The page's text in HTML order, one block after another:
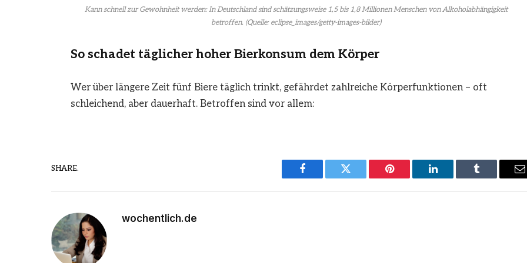
Kann schnell zur Gewohnheit werden: In Deutschland sind schätzungsweise 1,5 bis 1,8 Millionen Menschen von Alkoholabhängigkeit
betroffen. (Quelle: eclipse_images/getty-images-bilder)
So schadet täglicher hoher Bierkonsum dem Körper
Wer über längere Zeit fünf Biere täglich trinkt, gefährdet zahlreiche Körperfunktionen – oft
schleichend, aber dauerhaft. Betroffen sind vor allem:
SHARE.
Facebook Twitter Pinterest LinkedIn Tumblr
wochentlich.de